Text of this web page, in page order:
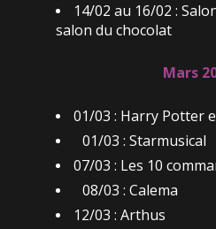
14/02 au 16/02 :
salon du chocolat
Mars
01/03 : Harry Potter
01/03 : Starmusical
07/03 : Les 10
08/03 : Calema
12/03 : Arthus